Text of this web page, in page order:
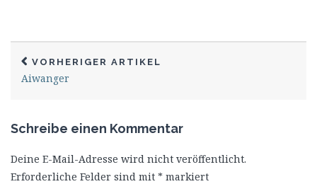
VORHERIGER ARTIKEL
Aiwanger
Schreibe einen Kommentar
Deine E-Mail-Adresse wird nicht veröffentlicht.
Erforderliche Felder sind mit * markiert